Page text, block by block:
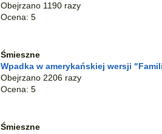
Obejrzano 1190 razy
Ocena: 5
Śmieszne
Wpadka w amerykańskiej wersji
Obejrzano 2206 razy
Ocena: 5
Śmieszne